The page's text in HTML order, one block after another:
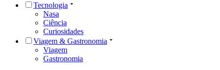
Tecnologia
Nasa
Ciência
Curiosidades
Viagem & Gastronomia
Viagem
Gastronomia